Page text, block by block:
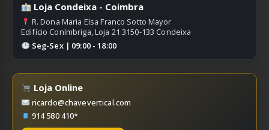
Loja Condeixa - Coimbra
R. Dona Maria Elsa Franco Sotto Mayor
Edifício Conímbriga, Loja 21 3150-133 Condeixa
Seg-Sex | 09:00 - 18:00
Loja Online
ricardo@chavevertical.com
914 580 410*